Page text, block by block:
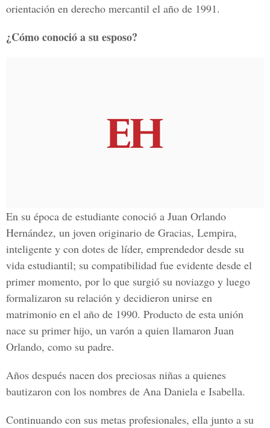
orientación en derecho mercantil el año de 1991.
¿Cómo conoció a su esposo?
En su época de estudiante conoció a Juan Orlando
Hernández, un joven originario de Gracias, Lempira,
inteligente y con dotes de líder, emprendedor desde su
vida estudiantil; su compatibilidad fue evidente desde el
primer momento, por lo que surgió su noviazgo y luego
formalizaron su relación y decidieron unirse en
matrimonio en el año de 1990. Producto de esta unión
nace su primer hijo, un varón a quien llamaron Juan
Orlando, como su padre.
Años después nacen dos preciosas niñas a quienes
bautizaron con los nombres de Ana Daniela e Isabella.
Continuando con sus metas profesionales, ella junto a su